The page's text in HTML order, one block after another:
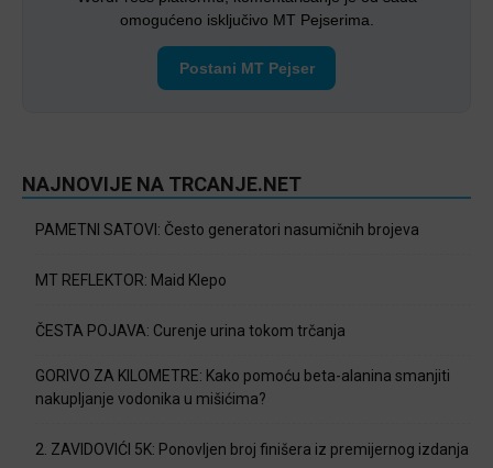
omogućeno isključivo MT Pejserima.
Postani MT Pejser
NAJNOVIJE NA TRCANJE.NET
PAMETNI SATOVI: Često generatori nasumičnih brojeva
MT REFLEKTOR: Maid Klepo
ČESTA POJAVA: Curenje urina tokom trčanja
GORIVO ZA KILOMETRE: Kako pomoću beta-alanina smanjiti
nakupljanje vodonika u mišićima?
2. ZAVIDOVIĆI 5K: Ponovljen broj finišera iz premijernog izdanja